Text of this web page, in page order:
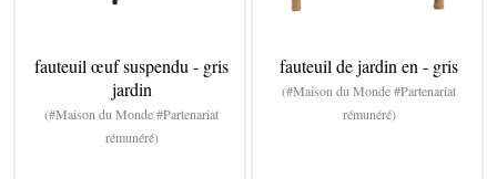
fauteuil œuf suspendu - gris
jardin
(#Maison du Monde #Partenariat
rémunéré)
fauteuil de jardin en - gris
(#Maison du Monde #Partenariat
rémunéré)